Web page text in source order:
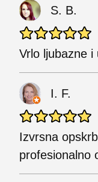
S. B.
Vrlo ljubazne i
I. F.
Izvrsna
profesionalno